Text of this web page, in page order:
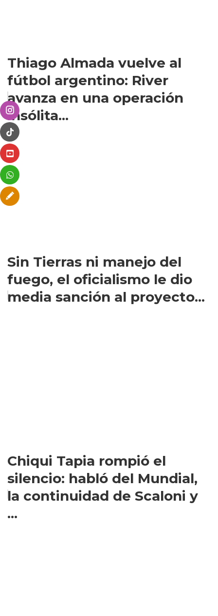
Thiago Almada vuelve al
fútbol argentino: River
avanza en una operación
insólita...
Sin Tierras ni manejo del
fuego, el oficialismo le dio
media sanción al proyecto...
Chiqui Tapia rompió el
silencio: habló del Mundial,
la continuidad de Scaloni y
...